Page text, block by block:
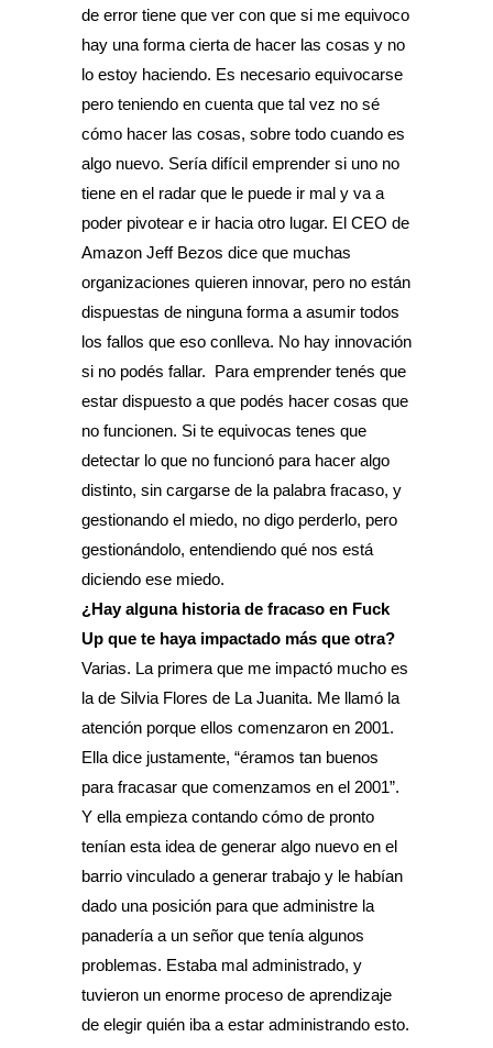
de error tiene que ver con que si me equivoco
hay una forma cierta de hacer las cosas y no
lo estoy haciendo. Es necesario equivocarse
pero teniendo en cuenta que tal vez no sé
cómo hacer las cosas, sobre todo cuando es
algo nuevo. Sería difícil emprender si uno no
tiene en el radar que le puede ir mal y va a
poder pivotear e ir hacia otro lugar. El CEO de
Amazon Jeff Bezos dice que muchas
organizaciones quieren innovar, pero no están
dispuestas de ninguna forma a asumir todos
los fallos que eso conlleva. No hay innovación
si no podés fallar. Para emprender tenés que
estar dispuesto a que podés hacer cosas que
no funcionen. Si te equivocas tenes que
detectar lo que no funcionó para hacer algo
distinto, sin cargarse de la palabra fracaso, y
gestionando el miedo, no digo perderlo, pero
gestionándolo, entendiendo qué nos está
diciendo ese miedo.
¿Hay alguna historia de fracaso en Fuck
Up que te haya impactado más que otra?
Varias. La primera que me impactó mucho es
la de Silvia Flores de La Juanita. Me llamó la
atención porque ellos comenzaron en 2001.
Ella dice justamente, “éramos tan buenos
para fracasar que comenzamos en el 2001”.
Y ella empieza contando cómo de pronto
tenían esta idea de generar algo nuevo en el
barrio vinculado a generar trabajo y le habían
dado una posición para que administre la
panadería a un señor que tenía algunos
problemas. Estaba mal administrado, y
tuvieron un enorme proceso de aprendizaje
de elegir quién iba a estar administrando esto.